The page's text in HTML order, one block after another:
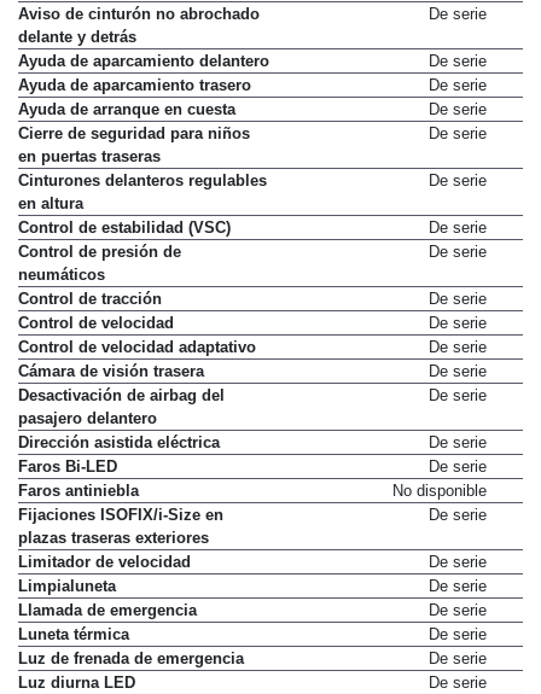
Aviso de cinturón no abrochado
delante y detrás
De serie
Ayuda de aparcamiento delantero
De serie
Ayuda de aparcamiento trasero
De serie
Ayuda de arranque en cuesta
De serie
Cierre de seguridad para niños
en puertas traseras
De serie
Cinturones delanteros regulables
en altura
De serie
Control de estabilidad (VSC)
De serie
Control de presión de
neumáticos
De serie
Control de tracción
De serie
Control de velocidad
De serie
Control de velocidad adaptativo
De serie
Cámara de visión trasera
De serie
Desactivación de airbag del
pasajero delantero
De serie
Dirección asistida eléctrica
De serie
Faros Bi-LED
De serie
Faros antiniebla
No disponible
Fijaciones ISOFIX/i-Size en
plazas traseras exteriores
De serie
Limitador de velocidad
De serie
Limpialuneta
De serie
Llamada de emergencia
De serie
Luneta térmica
De serie
Luz de frenada de emergencia
De serie
Luz diurna LED
De serie